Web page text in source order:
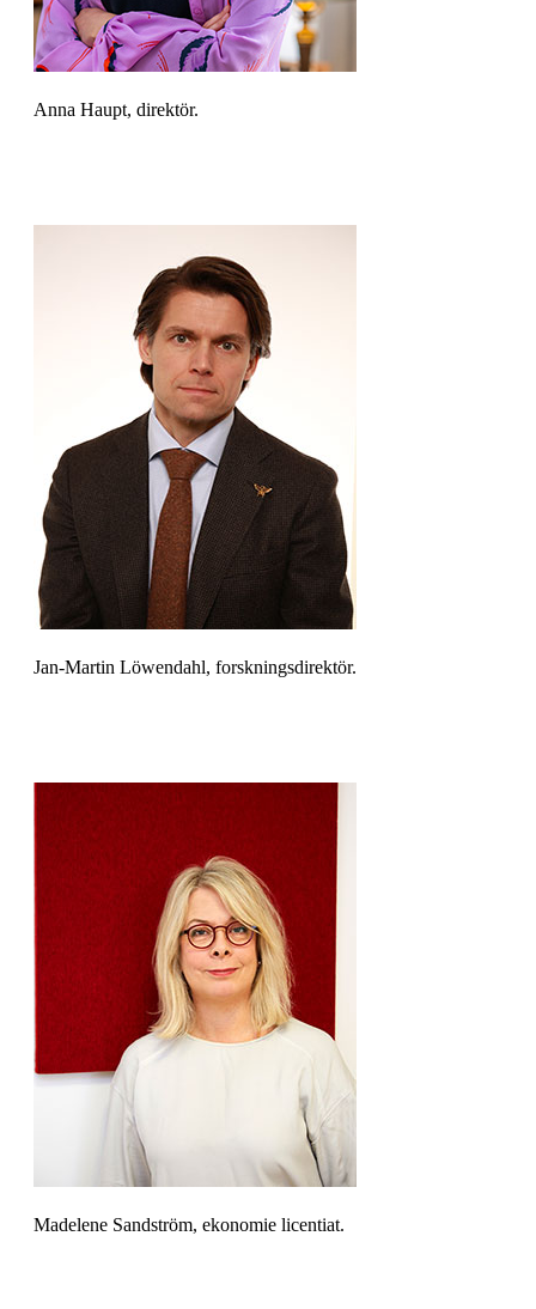
Anna Haupt, direktör.
Jan-Martin Löwendahl, forskningsdirektör.
Madelene Sandström, ekonomie licentiat.